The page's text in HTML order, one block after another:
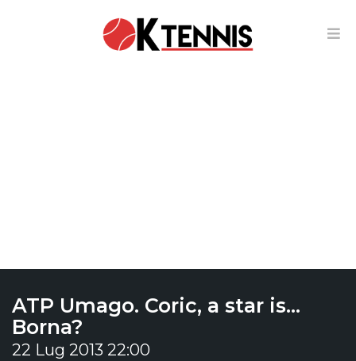
ATP Umago. Coric, a star is…
Borna?
22 Lug 2013 22:00